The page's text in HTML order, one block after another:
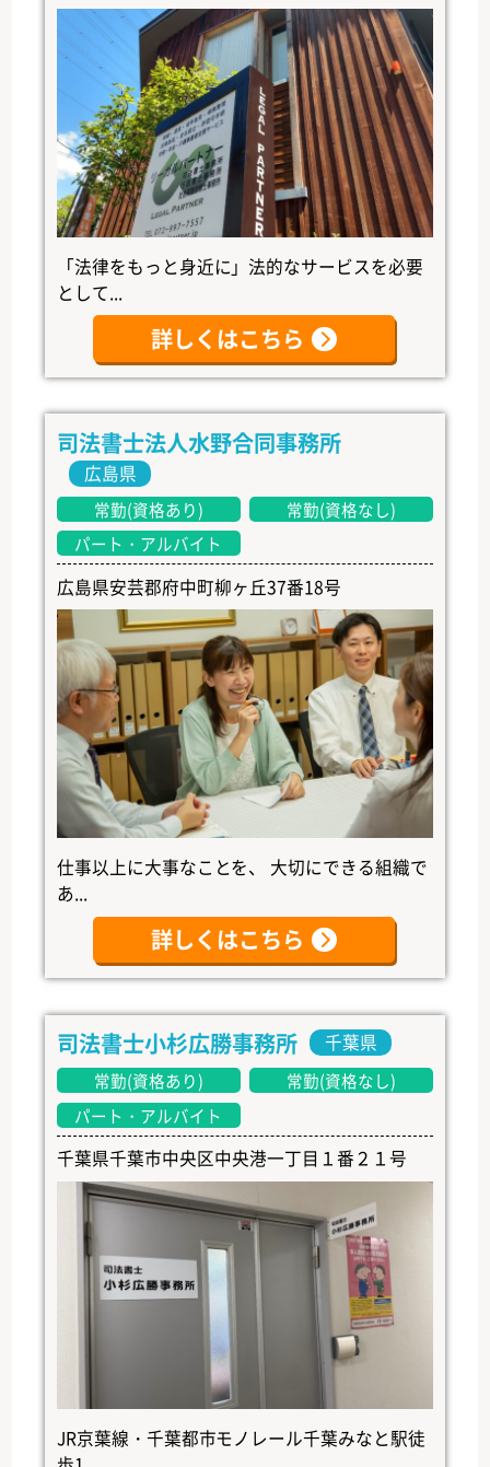
「法律をもっと身近に」法的なサービスを必要
として...
詳しくはこちら
司法書士法人水野合同事務所
広島県
常勤(資格あり)
常勤(資格なし)
パート・アルバイト
広島県安芸郡府中町柳ヶ丘37番18号
仕事以上に大事なことを、 大切にできる組織で
あ...
詳しくはこちら
司法書士小杉広勝事務所 千葉県
常勤(資格あり)
常勤(資格なし)
パート・アルバイト
千葉県千葉市中央区中央港一丁目１番２１号
JR京葉線・千葉都市モノレール千葉みなと駅徒